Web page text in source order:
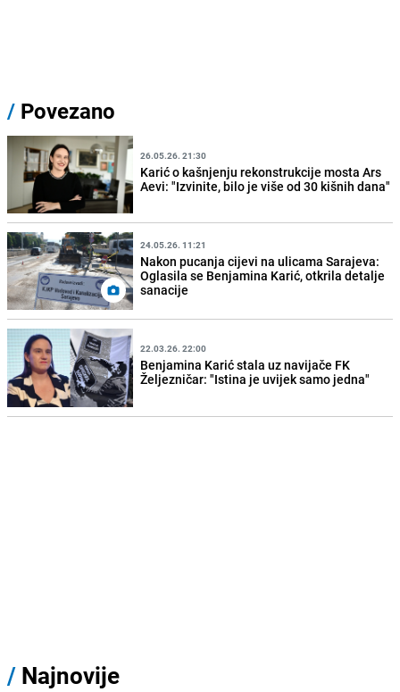
/ Povezano
26.05.26. 21:30
Karić o kašnjenju rekonstrukcije mosta Ars
Aevi: "Izvinite, bilo je više od 30 kišnih dana"
24.05.26. 11:21
Nakon pucanja cijevi na ulicama Sarajeva:
Oglasila se Benjamina Karić, otkrila detalje
sanacije
22.03.26. 22:00
Benjamina Karić stala uz navijače FK
Željezničar: "Istina je uvijek samo jedna"
/ Najnovije